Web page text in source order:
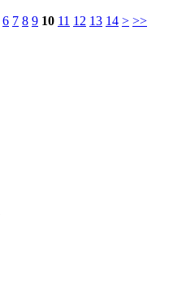
6 7 8 9 10 11 12 13 14 > >>